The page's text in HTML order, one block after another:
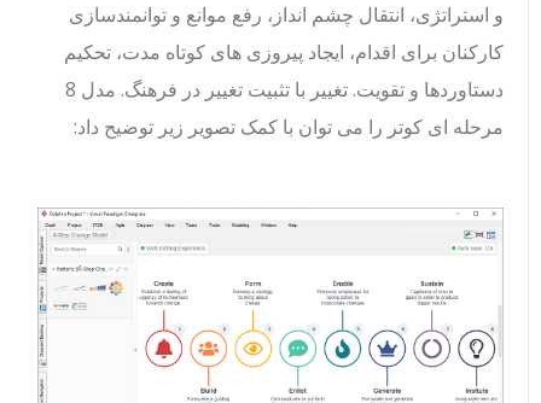
و استراتژی، انتقال چشم انداز، رفع موانع و توانمندسازی
کارکنان برای اقدام، ایجاد پیروزی های کوتاه مدت، تحکیم
دستاوردها و تقویت. تغییر با تثبیت تغییر در فرهنگ. مدل 8
مرحله ای کوتر را می توان با کمک تصویر زیر توضیح داد: